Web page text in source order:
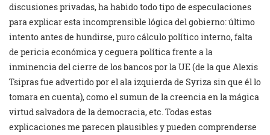
discusiones privadas, ha habido todo tipo de especulaciones
para explicar esta incomprensible lógica del gobierno: último
intento antes de hundirse, puro cálculo político interno, falta
de pericia económica y ceguera política frente a la
inminencia del cierre de los bancos por la UE (de la que Alexis
Tsipras fue advertido por el ala izquierda de Syriza sin que él lo
tomara en cuenta), como el sumun de la creencia en la mágica
virtud salvadora de la democracia, etc. Todas estas
explicaciones me parecen plausibles y pueden comprenderse